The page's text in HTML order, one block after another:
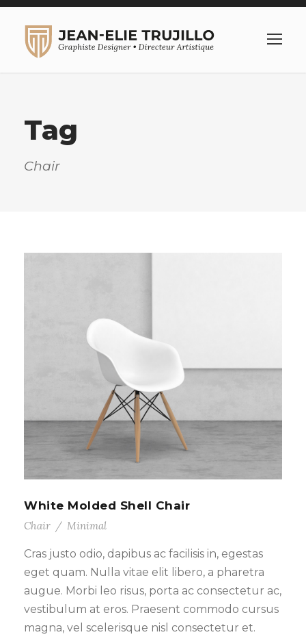
Tag
Chair
White Molded Shell Chair
Chair / Minimal
Cras justo odio, dapibus ac facilisis in, egestas
eget quam. Nulla vitae elit libero, a pharetra
augue. Morbi leo risus, porta ac consectetur ac,
vestibulum at eros. Praesent commodo cursus
magna, vel scelerisque nisl consectetur et.